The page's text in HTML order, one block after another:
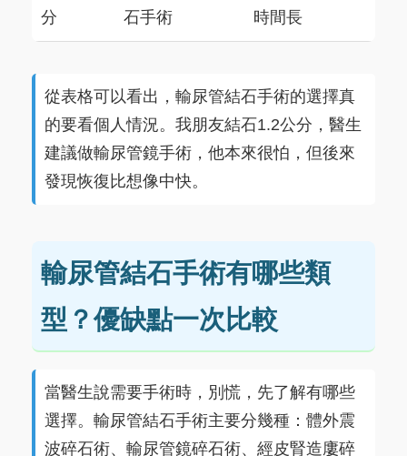
分
石手術
時間長
從表格可以看出，輸尿管結石手術的選擇真
的要看個人情況。我朋友結石1.2公分，醫生
建議做輸尿管鏡手術，他本來很怕，但後來
發現恢復比想像中快。
輸尿管結石手術有哪些類
型？優缺點一次比較
當醫生說需要手術時，別慌，先了解有哪些
選擇。輸尿管結石手術主要分幾種：體外震
波碎石術、輸尿管鏡碎石術、經皮腎造廔碎